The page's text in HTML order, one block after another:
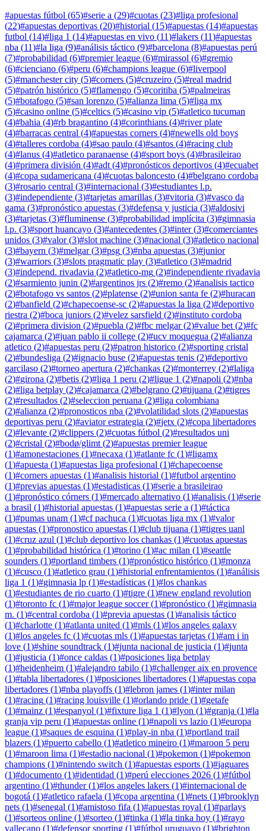
#apuestas fútbol (65)#serie a (29)#cuotas (23)#liga profesional
(22)#apuestas deportivas (20)#historial (15)#apuestas (14)#apuestas
futbol (14)#liga 1 (14)#apuestas en vivo (11)#lakers (11)#apuestas
nba (11)#la liga (9)#análisis táctico (9)#barcelona (8)#apuestas perú
(7)#probabilidad (6)#premier league (6)#mirassol (6)#gremio
(6)#cienciano (6)#peru (6)#champions league (6)#liverpool
(5)#manchester city (5)#corners (5)#cruzeiro (5)#real madrid
(5)#patrón histórico (5)#flamengo (5)#coritiba (5)#palmeiras
(5)#botafogo (5)#san lorenzo (5)#alianza lima (5)#liga mx
(5)#casino online (5)#celtics (5)#casino vip (5)#atletico tucuman
(4)#bahia (4)#rb bragantino (4)#corinthians (4)#river plate
(4)#barracas central (4)#apuestas corners (4)#newells old boys
(4)#talleres cordoba (4)#sao paulo (4)#santos (4)#racing club
(4)#lanus (4)#atletico paranaense (4)#sport boys (4)#brasileirao
(4)#primera división (4)#adt (4)#pronósticos deportivos (4)#ecuabet
(4)#copa sudamericana (4)#cuotas baloncesto (4)#belgrano cordoba
(3)#rosario central (3)#internacional (3)#estudiantes l.p.
(3)#independiente (3)#tarjetas amarillas (3)#vitoria (3)#vasco da
gama (3)#pronóstico apuestas (3)#defensa y justicia (3)#aldosivi
(3)#tarjetas (3)#fluminense (3)#probabilidad implícita (3)#gimnasia
l.p. (3)#sport huancayo (3)#antecedentes (3)#inter(3)#comerciantes
unidos (3)#valor(3)#slot machine (3)#nacional (3)#atletico nacional
(3)#bayern (3)#melgar(3)#psg (3)#nba apuestas (3)#junior
(3)#warriors (3)#slots pragmatic play (3)#atletico (3)#madrid
(3)#independ. rivadavia (2)#atletico-mg (2)#independiente rivadavia
(2)#sarmiento junin (2)#argentinos jrs (2)#remo (2)#analisis tactico
(2)#botafogo vs santos (2)#platense (2)#union santa fe (2)#huracan
(2)#banfield (2)#chapecoense-sc (2)#apuestas la liga (2)#deportivo
riestra (2)#boca juniors (2)#velez sarsfield (2)#instituto cordoba
(2)#primera division (2)#puebla (2)#fbc melgar(2)#value bet (2)#fc
cajamarca (2)#juan pablo ii college (2)#ucv moquegua (2)#alianza
atletico (2)#apuestas peru (2)#patron historico (2)#sporting cristal
(2)#bundesliga (2)#ignacio buse (2)#apuestas tenis (2)#deportivo
garcilaso (2)#torneo apertura (2)#chankas (2)#monterrey (2)#laliga
(2)#girona (2)#betis (2)#liga 1 peru (2)#ligue 1 (2)#napoli (2)#nba
(2)#liga betplay (2)#cajamarca (2)#belgrano (2)#tijuana (2)#tigres
(2)#resultados (2)#seleccion peruana (2)#liga colombiana
(2)#alianza (2)#pronosticos nba (2)#volatilidad slots (2)#apuestas
deportivas peru (2)#aviator estrategia (2)#jetx (2)#copa libertadores
(2)#levante (2)#clippers (2)#cuotas fútbol (2)#resultados uni
(2)#cristal (2)#bodø/glimt (2)#apuestas premier league
(1)#amonestaciones (1)#necaxa (1)#atlante fc (1)#ligamx
(1)#apuesta (1)#apuestas liga profesional (1)#chapecoense
(1)#corners apuestas (1)#analisis historial (1)#futbol argentino
(1)#previas apuestas (1)#estadisticas (1)#serie a brasileirao
(1)#pronóstico córners (1)#mercado alternativo (1)#analisis (1)#serie
a brasil (1)#historial apuestas (1)#apuestas serie a (1)#táctica
(1)#pumas unam (1)#cf pachuca (1)#cuotas liga mx (1)#valor
apuestas (1)#pronostico apuestas (1)#club tijuana (1)#tigres uanl
(1)#cruz azul (1)#club deportivo los chankas (1)#cuotas apuestas
(1)#probabilidad histórica (1)#torino (1)#ac milan (1)#seattle
sounders (1)#portland timbers (1)#pronóstico histórico (1)#monza
(1)#cusco (1)#atletico grau (1)#historial enfrentamientos (1)#análisis
liga 1 (1)#gimnasia lp (1)#estadísticas (1)#los chankas
(1)#estudiantes de rio cuarto (1)#tigre (1)#new england revolution
(1)#toronto fc (1)#major league soccer(1)#pronóstico (1)#gimnasia
m. (1)#central cordoba (1)#previa apuestas (1)#analisis táctico
(1)#charlotte (1)#atlanta united (1)#mls (1)#los angeles galaxy
(1)#los angeles fc (1)#cuotas mls (1)#apuestas tarjetas (1)#am i in
love (1)#shine soundtrack (1)#junta nacional de justicia (1)#junta
(1)#justicia (1)#once caldas (1)#posiciones liga betplay
(1)#heidenheim (1)#alejandro tabilo (1)#challenger aix en provence
(1)#tabla libertadores (1)#posiciones libertadores (1)#apuestas copa
libertadores (1)#nba playoffs (1)#lebron james (1)#inter milan
(1)#racing (1)#racing louisville (1)#orlando pride (1)#getafe
(1)#mainz (1)#espanyol (1)#fixture liga 1 (1)#lyon (1)#granja (1)#la
granja vip peru (1)#apuestas online (1)#napoli vs lazio (1)#europa
league (1)#saques de esquina (1)#play-in nba (1)#portland trail
blazers (1)#puerto cabello (1)#atletico mineiro (1)#maroon 5 peru
(1)#maroon lima (1)#estadio nacional (1)#pokemon (1)#pokemon
champions (1)#nintendo switch (1)#apuestas esports (1)#jaguares
(1)#documento (1)#identidad (1)#perú elecciones 2026 (1)#fútbol
argentino (1)#thunder(1)#los angeles lakers (1)#internacional de
bogotá (1)#atletico rafaela (1)#copa argentina (1)#nets (1)#brooklyn
nets (1)#senegal (1)#amistoso fifa (1)#apuestas royal (1)#parlays
(1)#sorteos online (1)#sorteo (1)#tinka (1)#la tinka hoy (1)#rayo
vallecano (1)#defensor sporting (1)#fútbol uruguayo (1)#brighton